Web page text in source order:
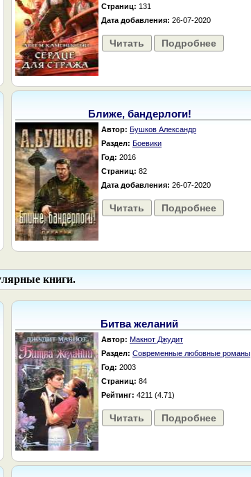
Страниц: 131
Дата добавления: 26-07-2020
Читать Подробнее
Ближе, бандерлоги!
Автор: Бушков Александр
Раздел: Боевики
Год: 2016
Страниц: 82
Дата добавления: 26-07-2020
Читать Подробнее
книги.
Битва желаний
Автор: Макнот Джудит
Раздел: Современные любовные романы
Год: 2003
Страниц: 84
Рейтинг: 4211 (4.71)
Читать Подробнее